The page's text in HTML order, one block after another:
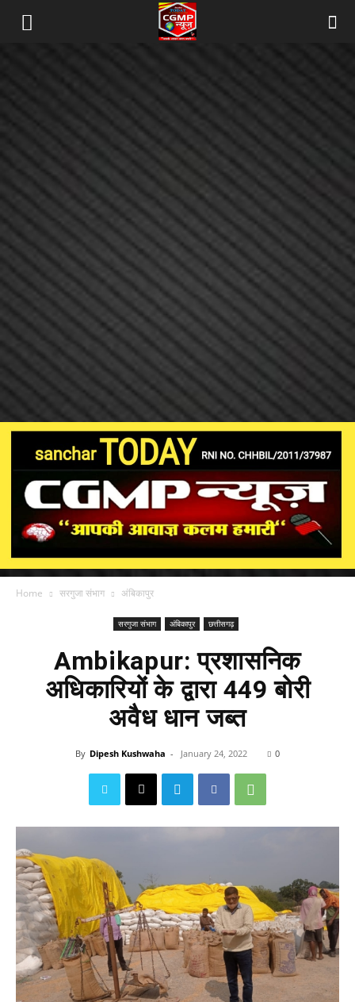
Home सरगुजा संभाग अंबिकापुर
सरगुजा संभाग अंबिकापुर छत्तीसगढ़
Ambikapur: प्रशासनिक
अधिकारियों के द्वारा 449 बोरी
अवैध धान जब्त
By Dipesh Kushwaha - January 24, 2022 0